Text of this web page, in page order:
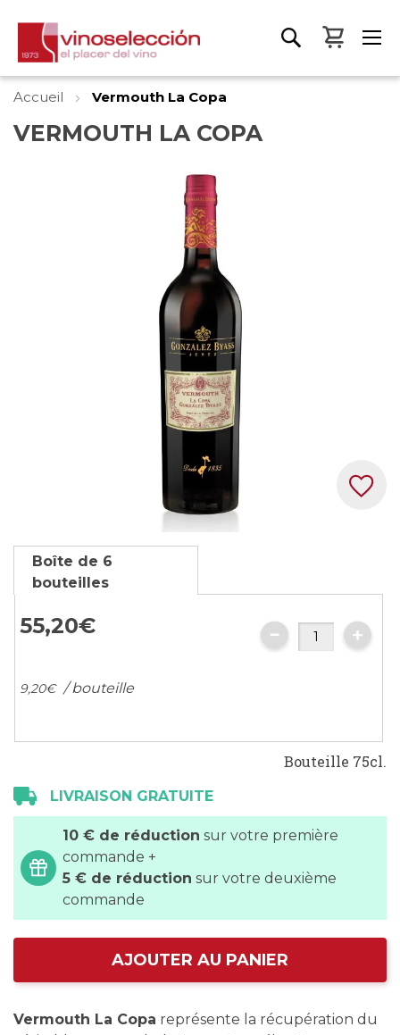
Mon
Accueil Vermouth La Copa
VERMOUTH LA COPA
Skip
the
of
gallery
Boîte de 6
bouteilles
55,20€
9,20€ / bouteille
Bouteille 75cl.
LIVRAISON GRATUITE
10 € de réduction sur votre première
commande +
5 € de réduction sur votre deuxième
commande
AJOUTER AU PANIER
Vermouth La Copa représente la récupération du